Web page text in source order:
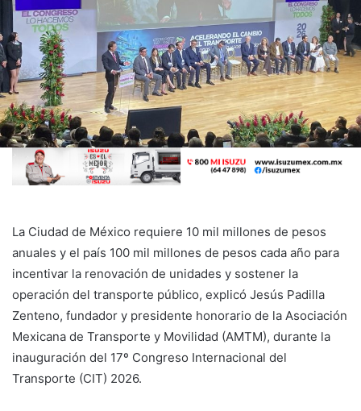
La Ciudad de México requiere 10 mil millones de pesos
anuales y el país 100 mil millones de pesos cada año para
incentivar la renovación de unidades y sostener la
operación del transporte público, explicó Jesús Padilla
Zenteno, fundador y presidente honorario de la Asociación
Mexicana de Transporte y Movilidad (AMTM), durante la
inauguración del 17º Congreso Internacional del
Transporte (CIT) 2026.